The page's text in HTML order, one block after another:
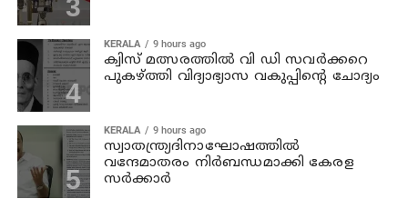
KERALA 9 hours ago
ക്വിസ് മത്സരത്തില്‍ വി ഡി സവര്‍ക്കറെ
പുകഴ്ത്തി വിദ്യാഭ്യാസ വകുപ്പിന്റെ ചോദ്യം
KERALA 9 hours ago
സ്വാതന്ത്ര്യദിനാഘോഷത്തില്‍
വന്ദേമാതരം നിര്‍ബന്ധമാക്കി കേരള
സര്‍ക്കാര്‍